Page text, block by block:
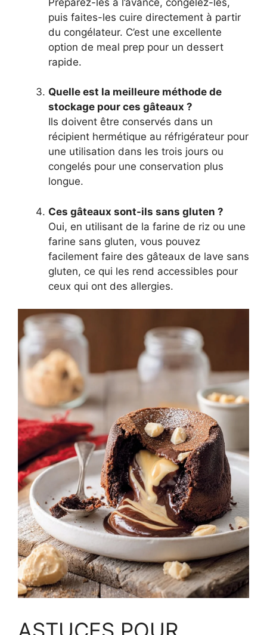
puis faites-les cuire directement à partir
du congélateur. C’est une excellente
option de meal prep pour un dessert
rapide.
Quelle est la meilleure méthode de
stockage pour ces gâteaux ?
Ils doivent être conservés dans un
récipient hermétique au réfrigérateur pour
une utilisation dans les trois jours ou
congelés pour une conservation plus
longue.
Ces gâteaux sont-ils sans gluten ?
Oui, en utilisant de la farine de riz ou une
farine sans gluten, vous pouvez
facilement faire des gâteaux de lave sans
gluten, ce qui les rend accessibles pour
ceux qui ont des allergies.
ASTUCES POUR